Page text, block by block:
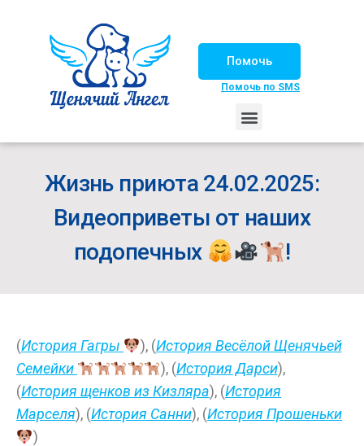
Помочь
Помочь по SMS
Жизнь приюта 24.02.2025:
Видеоприветы от наших
подопечных
!
(История Гагры ), (История Весёлой Щенячьей
Семейки
), (История Дарси),
(История щенков из Кизляра), (История
Марселя), (История Санни), (История Прошеньки
)